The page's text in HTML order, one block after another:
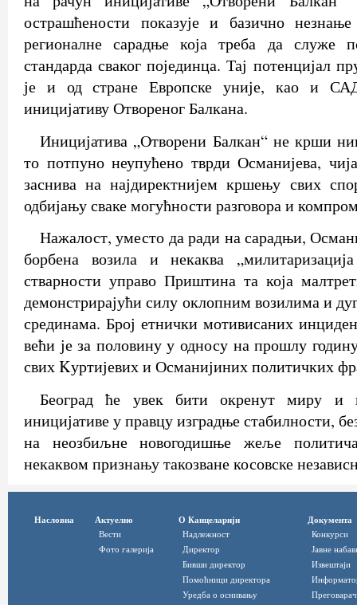
острашћености показује и базично
регионалне сарадње која треба да служе
стандарда сваког појединца. Тај потенцијал
је и од стране Европске уније, као и
иницијативу Отвореног Балкана.
Иницијатива „Отворени Балкан“ не крши
то потпуно неупућено тврди Османијева,
заснива на најдиректнијем кршењу свих
одбијању сваке могућности разговора и
Нажалост, уместо да ради на сарадњи,
борбена возила и некаква
стварности управо Приштина та која
демонстрирајући силу оклопним возилима и
срединама. Број етнички мотивисаних
већи је за половину у односу на прошлу
свих Kуртијевих и Османијиних политичких
Београд ће увек бити окренут миру и
иницијативе у правцу изградње стабилности,
на неозбиљне новогодишње жеље
некаквом признању такозване косовске
Насловна Актуелно
Вести
Фото галерија
О Канцеларији
Надлежност
Директор
Бивши директор
Помоћници директора
Уредба о оснивању
Документа
Конкурси
Јавне
Извештаји